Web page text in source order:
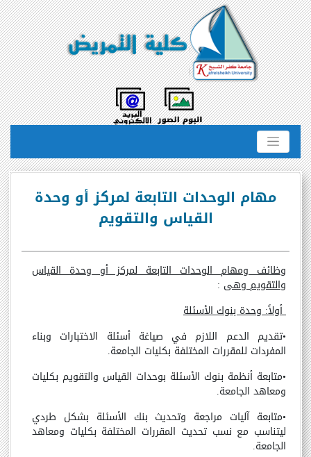
مهام الوحدات التابعة لمركز أو وحدة
القياس والتقويم
وظائف ومهام الوحدات التابعة لمركز أو وحدة القياس
والتقويم وهى :
أولاً: وحدة بنوك الأسئلة
•تقديم الدعم اللازم في صياغة أسئلة الاختبارات وبناء
المفردات للمقررات المختلفة بكليات الجامعة.
•متابعة أنظمة بنوك الأسئلة بوحدات القياس والتقويم بكليات
ومعاهد الجامعة.
•متابعة آليات مراجعة وتحديث بنك الأسئلة بشكل طردي
ليتناسب مع نسب تحديث المقررات المختلفة بكليات ومعاهد
الجامعة.